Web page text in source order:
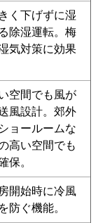
PCZ-
ERMP63SKR
P63T7SHNB
く下げずに湿
除湿運転。梅
気対策に効果
空間でも風が
風設計。郊外
ョールームな
高い空間でも
保。
開始時に冷風
防ぐ機能。